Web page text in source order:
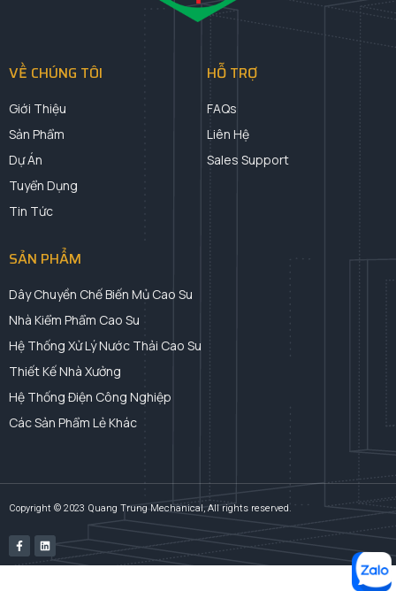
VỀ CHÚNG TÔI
Giới Thiệu
Sản Phẩm
Dự Án
Tuyển Dụng
Tin Tức
HỖ TRỢ
FAQs
Liên Hệ
Sales Support
SẢN PHẨM
Dây Chuyền Chế Biến Mủ Cao Su
Nhà Kiểm Phẩm Cao Su
Hệ Thống Xử Lý Nước Thải Cao Su
Thiết Kế Nhà Xưởng
Hệ Thống Điện Công Nghiệp
Các Sản Phẩm Lẻ Khác
Copyright © 2023 Quang Trung Mechanical, All rights reserved.